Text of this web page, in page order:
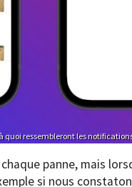
quoi ressembleront les
panne, mais
si nous